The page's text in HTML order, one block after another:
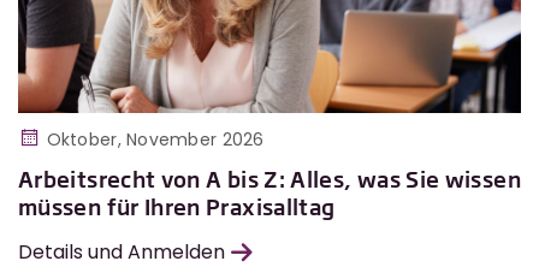
Oktober, November 2026
Arbeitsrecht von A bis Z: Alles, was Sie wissen
müssen für Ihren Praxisalltag
Details und Anmelden